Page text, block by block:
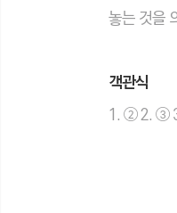
놓는 것을
객관식
1. ② 2. ③